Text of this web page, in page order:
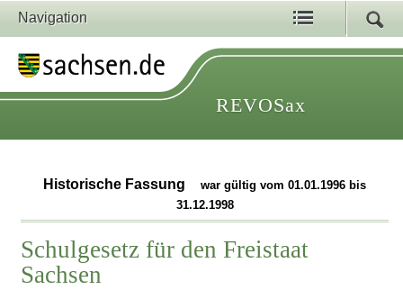
Navigation
REVOSax
Historische Fassung
war gültig vom 01.01.1996 bis
31.12.1998
Schulgesetz für den Freistaat
Sachsen